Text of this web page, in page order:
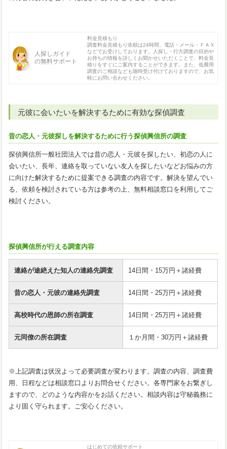
人探しガイド
の無料サポート
料金見積もり
調査料金見積もり依頼は24時間、電話・メール・ＦＡＸ
などでお受けしております。人探し・行方調査の目的や
お持ちの情報を詳しくお聞かせいただくことで、料金見
積りをすぐにご案内することができます。また、低費用
調査のご相談なども随時受け付けておりますので、お気
軽にお問い合わせください。
元彼に会いたいを解決するために有効な探偵調査
昔の恋人・元彼探しを解決するために行う探偵興信所の調査
探偵興信所一般社団法人では昔の恋人・元彼を探したい、初恋の人に
会いたい、長年、連絡を取っていない友人を探したいなどお悩みの方
に向けた解決するために提案できる調査の内容です。解決を望んでい
る、依頼を検討されている方は参考の上、無料相談窓口を利用してご
検討ください。
探偵興信所が行える調査内容
連絡が途絶えた知人の連絡先調査 14日間・15万円＋諸経費
昔の恋人・元彼の連絡先調査 14日間・25万円＋諸経費
高校時代の恩師の所在調査 14日間・25万円＋諸経費
元同僚の所在調査 １か月間・30万円＋諸経費
※上記調査は状況よって必要調査が変わります。調査の内容、調査費
用、日程などは相談窓口よりお問合せください。各専門家をお繋ぎし
ますので、どのような内容かをお話ください。相談内容は守秘義務に
より固く守られます。ご安心ください。
はじめての依頼サポート